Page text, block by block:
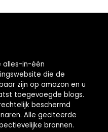
alles-in-één
die de
zijn op amazon en u
toegevoegde blogs.
beschermd
Alle geciteerde
bronnen.